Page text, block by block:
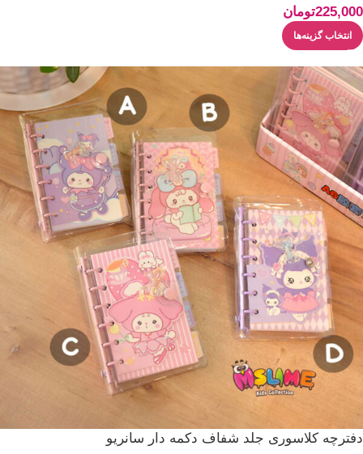
225,000تومان
انتخاب گزینه‌ها
دفترچه کلاسوری جلد شفاف دکمه دار سانریو